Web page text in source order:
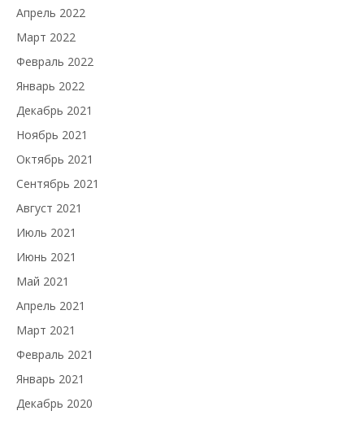
Апрель 2022
Март 2022
Февраль 2022
Январь 2022
Декабрь 2021
Ноябрь 2021
Октябрь 2021
Сентябрь 2021
Август 2021
Июль 2021
Июнь 2021
Май 2021
Апрель 2021
Март 2021
Февраль 2021
Январь 2021
Декабрь 2020